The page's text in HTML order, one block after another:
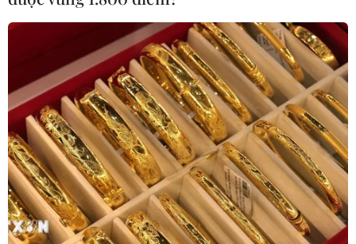
đạt được một thỏa thuận thương mại.